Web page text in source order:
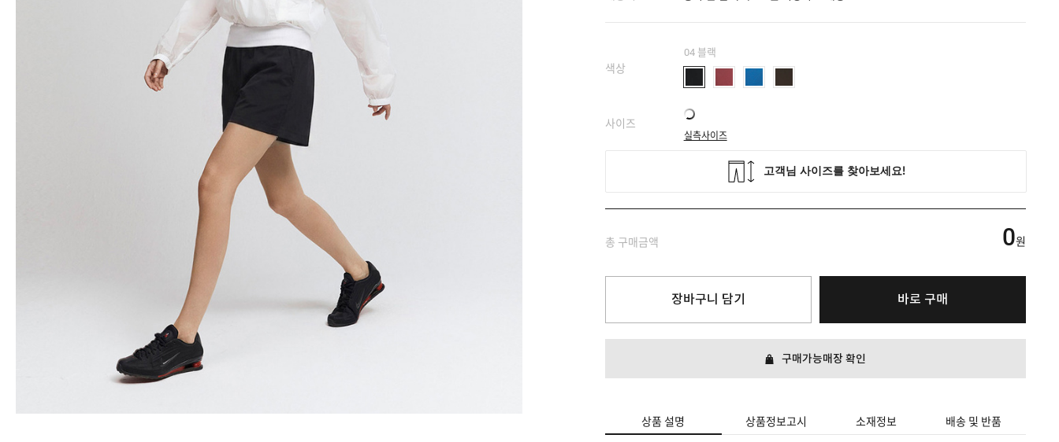
색상
04 블랙
사이즈
실측사이즈
총 구매금액 0원
장바구니 담기 바로 구매
구매가능매장 확인
상품 설명 상품정보고시 소재정보 배송 및 반품